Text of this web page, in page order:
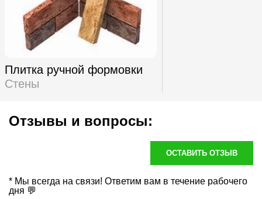
Плитка ручной формовки
Стены
Отзывы и вопросы:
ОСТАВИТЬ ОТЗЫВ
* Мы всегда на связи! Ответим вам в течение рабочего
дня 💬